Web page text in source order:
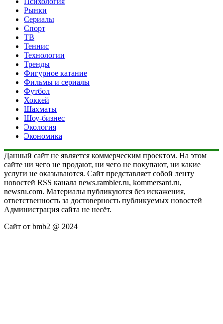
Рынки
Сериалы
Спорт
ТВ
Теннис
Технологии
Тренды
Фигурное катание
Фильмы и сериалы
Футбол
Хоккей
Шахматы
Шоу-бизнес
Экология
Экономика
Данный сайт не является коммерческим проектом. На этом
сайте ни чего не продают, ни чего не покупают, ни какие
услуги не оказываются. Сайт представляет собой ленту
новостей RSS канала news.rambler.ru, kommersant.ru,
newsru.com. Материалы публикуются без искажения,
ответственность за достоверность публикуемых новостей
Администрация сайта не несёт.
Сайт от bmb2 @ 2024